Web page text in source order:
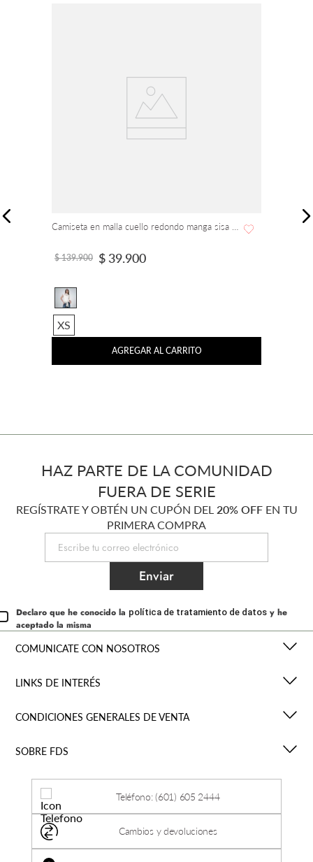
$ 139.900 $ 39.900
XS
AGREGAR AL CARRITO
HAZ PARTE DE LA COMUNIDAD
FUERA DE SERIE
REGÍSTRATE Y OBTÉN UN CUPÓN DEL 20% OFFEN TU
PRIMERA COMPRA
Enviar
Declaro que he conocido la política de tratamiento de datos y he
aceptado la misma
COMUNICATE CON NOSOTROS
LINKS DE INTERÉS
CONDICIONES GENERALES DE VENTA
SOBRE FDS
Teléfono: (601) 605 2444
Cambios y devoluciones